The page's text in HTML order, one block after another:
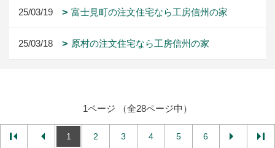
25/03/19 富士見町の注文住宅なら工房信州の家
25/03/18 原村の注文住宅なら工房信州の家
1ページ （全28ページ中）
1 2 3 4 5 6